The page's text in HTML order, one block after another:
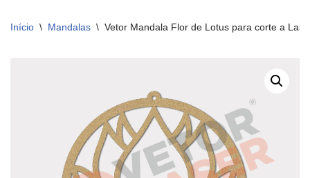
Início \ Mandalas \ Vetor Mandala Flor de Lotus para corte a